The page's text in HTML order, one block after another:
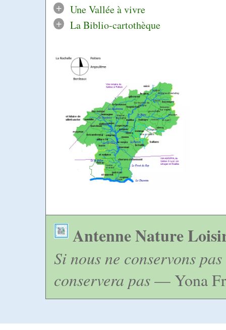
+
Une Vallée à vivre
+
La Biblio-cartothèque
Antenne Nature
Si nous ne conservons
conservera pas— Yona